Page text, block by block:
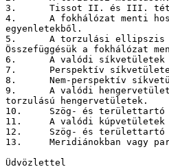
3. 	Tissot II. és III. tétele. A maximális szögtorzulás
4. 	A fokhálózat menti hossztorzulások, és kiszámításuk a vetületi
egyenletekből.
5. 	A torzulási ellipszis adatai mint a torzulási viszonyok jellemzői.
Összefüggésük a fokhálózat
6. 	A valódi síkvetületek általános tulajdonságai. Vetületek fókusza.
7. 	Perspektív síkvetületek.
8. 	Nem-perspektív síkvetületek.
9. 	A valódi hengervetületek általános tulajdonságai. Általános
torzulású hengervetületek.
10. 	Szög- és területtartó hengervetületek.
11. 	A valódi kúpvetületek általános tulajdonságai. Perspektív kúpvetületek.
12. 	Szög- és területtartó kúpvetületek.
13. 	Meridiánokban vagy parallelkörökben hossztartó kúpvetületek.
Üdvözlettel